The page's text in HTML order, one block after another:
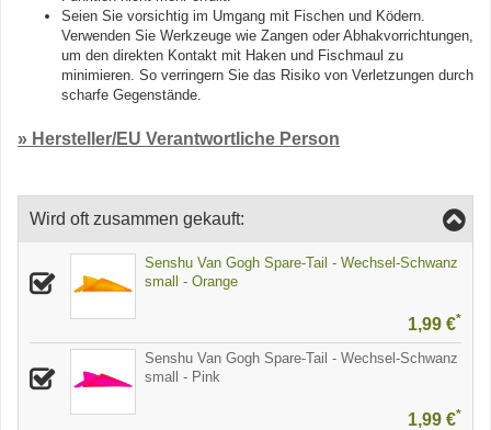
Seien Sie vorsichtig im Umgang mit Fischen und Ködern.
Verwenden Sie Werkzeuge wie Zangen oder Abhakvorrichtungen,
um den direkten Kontakt mit Haken und Fischmaul zu
minimieren. So verringern Sie das Risiko von Verletzungen durch
scharfe Gegenstände.
» Hersteller/EU Verantwortliche Person
Wird oft zusammen gekauft:
Senshu Van Gogh Spare-Tail - Wechsel-Schwanz
small - Orange
1,99 €*
Senshu Van Gogh Spare-Tail - Wechsel-Schwanz
small - Pink
1,99 €*